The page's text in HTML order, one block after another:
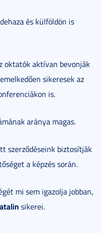
és külföldön is
oktatók aktívan bevonják
sikeresek az
is.
aránya magas.
szerződéseink biztosítják
a képzés során.
mi sem igazolja jobban,
sikerei.